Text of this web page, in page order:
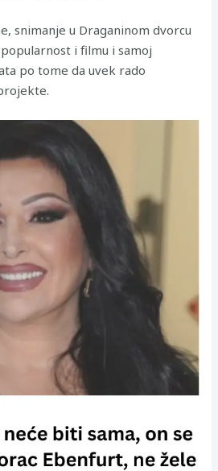
snimanje u Draganinom dvorcu
i filmu i samoj
po tome da uvek rado